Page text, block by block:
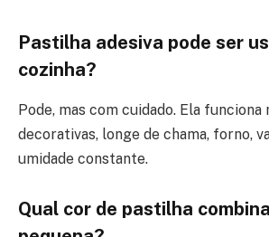
Pastilha adesiva pode ser
cozinha?
Pode, mas com cuidado. Ela funciona
decorativas, longe de chama, forno,
umidade constante.
Qual cor de pastilha